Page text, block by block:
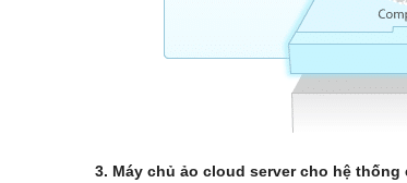
3. Máy chủ ảo cloud server cho hệ thống